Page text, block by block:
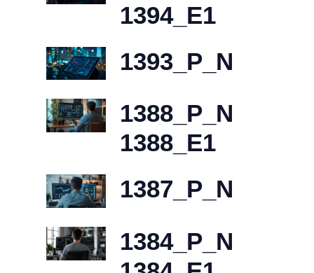
1394_E1
1393_P_N
1388_P_N
1388_E1
1387_P_N
1384_P_N